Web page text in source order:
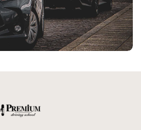
kontaktowe są czynne od
w godzinach 10:00–18:00
w godzinach 8:00–14:00, z
ustawowo wolnych od pracy.